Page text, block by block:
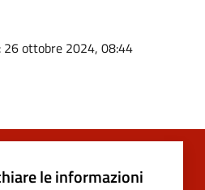
: 26 ottobre 2024, 08:44
le informazioni